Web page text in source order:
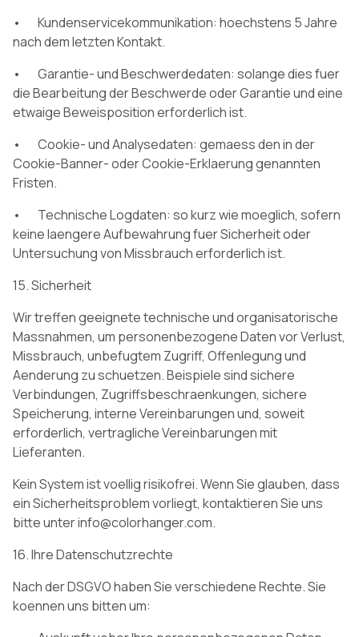
• Kundenservicekommunikation: hoechstens 5 Jahre
nach dem letzten Kontakt.
• Garantie- und Beschwerdedaten: solange dies fuer
die Bearbeitung der Beschwerde oder Garantie und eine
etwaige Beweisposition erforderlich ist.
• Cookie- und Analysedaten: gemaess den in der
Cookie-Banner- oder Cookie-Erklaerung genannten
Fristen.
• Technische Logdaten: so kurz wie moeglich, sofern
keine laengere Aufbewahrung fuer Sicherheit oder
Untersuchung von Missbrauch erforderlich ist.
15. Sicherheit
Wir treffen geeignete technische und organisatorische
Massnahmen, um personenbezogene Daten vor Verlust,
Missbrauch, unbefugtem Zugriff, Offenlegung und
Aenderung zu schuetzen. Beispiele sind sichere
Verbindungen, Zugriffsbeschraenkungen, sichere
Speicherung, interne Vereinbarungen und, soweit
erforderlich, vertragliche Vereinbarungen mit
Lieferanten.
Kein System ist voellig risikofrei. Wenn Sie glauben, dass
ein Sicherheitsproblem vorliegt, kontaktieren Sie uns
bitte unter info@colorhanger.com.
16. Ihre Datenschutzrechte
Nach der DSGVO haben Sie verschiedene Rechte. Sie
koennen uns bitten um: